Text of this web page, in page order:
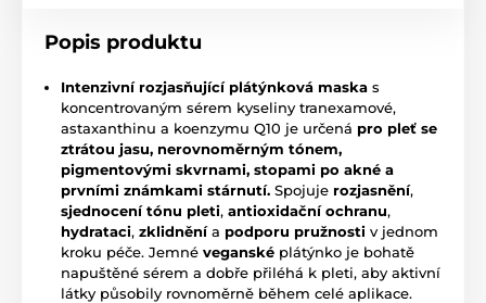
Popis produktu
Intenzivní rozjasňující plátýnková maska s
koncentrovaným sérem kyseliny tranexamové,
astaxanthinu a koenzymu Q10 je určená pro pleť se
ztrátou jasu, nerovnoměrným tónem,
pigmentovými skvrnami, stopami po akné a
prvními známkami stárnutí. Spojuje rozjasnění,
sjednocení tónu pleti, antioxidační ochranu,
hydrataci, zklidněnía podporu pružnosti v jednom
kroku péče. Jemné veganské plátýnko je bohatě
napuštěné sérem a dobře přiléhá k pleti, aby aktivní
látky působily rovnoměrně během celé aplikace.